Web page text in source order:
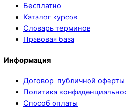
Бесплатно
Каталог курсов
Словарь терминов
Правовая база
Информация
Договор публичной оферты
Политика
Способ оплаты